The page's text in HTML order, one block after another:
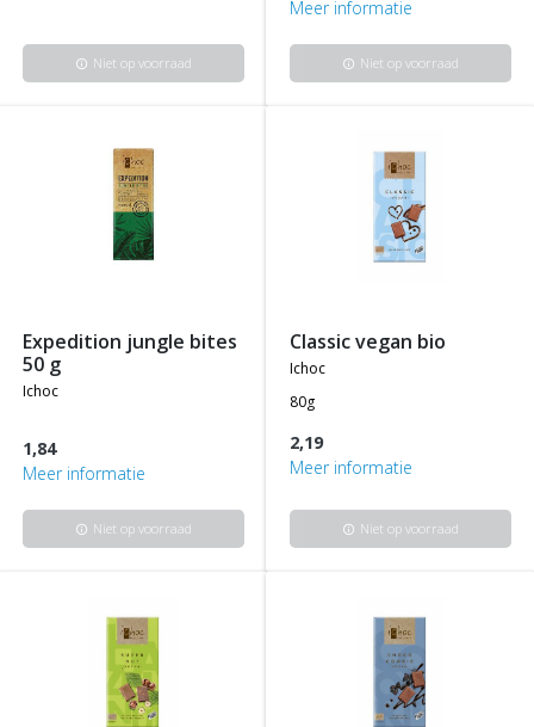
info Niet op voorraad
Meer informatie
info Niet op voorraad
expedition jungle bites
50 g
ichoc
1,84
Meer informatie
info Niet op voorraad
classic vegan bio
ichoc
80g
2,19
Meer informatie
info Niet op voorraad